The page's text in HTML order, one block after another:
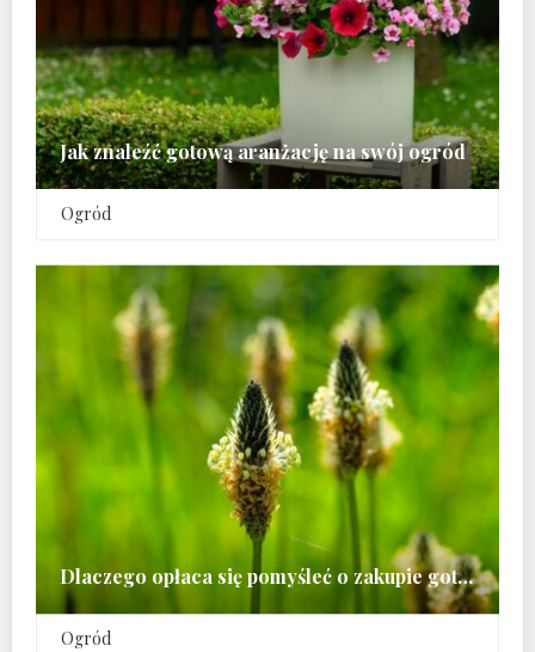
Jak znaleźć gotową aranżację na swój ogród
Ogród
Dlaczego opłaca się pomyśleć o zakupie gotowego projektu ogrodu
Ogród